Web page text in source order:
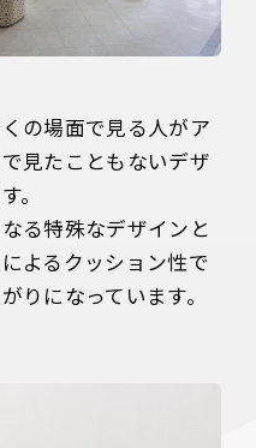
の場面で見る人がア
見たこともないデザ
。
る特殊なデザインと
よるクッション性で